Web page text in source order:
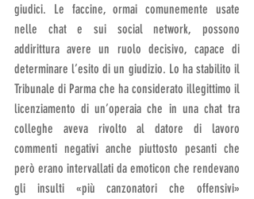
giudici. Le faccine, ormai comunemente usate
nelle chat e sui social network, possono
addirittura avere un ruolo decisivo, capace di
determinare l’esito di un giudizio. Lo ha stabilito il
Tribunale di Parma che ha considerato illegittimo il
licenziamento di un’operaia che in una chat tra
colleghe aveva rivolto al datore di lavoro
commenti negativi anche piuttosto pesanti che
però erano intervallati da emoticon che rendevano
gli insulti «più canzonatori che offensivi»